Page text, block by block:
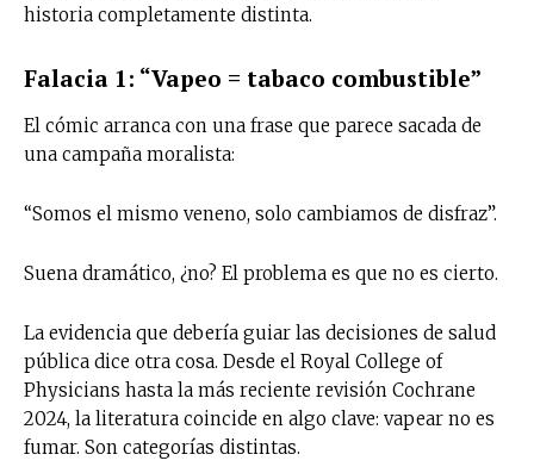
historia completamente distinta.
Falacia 1: “Vapeo = tabaco combustible”
El cómic arranca con una frase que parece sacada de
una campaña moralista:
“Somos el mismo veneno, solo cambiamos de disfraz”.
Suena dramático, ¿no? El problema es que no es cierto.
La evidencia que debería guiar las decisiones de salud
pública dice otra cosa. Desde el Royal College of
Physicians hasta la más reciente revisión Cochrane
2024, la literatura coincide en algo clave: vapear no es
fumar. Son categorías distintas.